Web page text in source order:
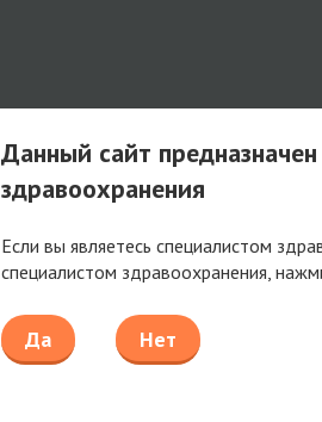
Данный сайт
здравоохранения
Если вы являетесь специалистом
специалистом здравоохранения,
Да Нет